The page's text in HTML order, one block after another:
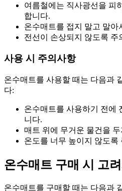
여름철에는 직사광선을 피
합니다.
온수매트를 접지 말고 말아
전선이 손상되지 않도록 주
사용 시 주의사항
온수매트를 사용할 때는 다음과
다:
온수매트를 사용하기 전에
니다.
매트 위에 무거운 물건을
온도를 너무 높이지 않도록
온수매트 구매 시 고
온수매트를 구매할 때는 다음과